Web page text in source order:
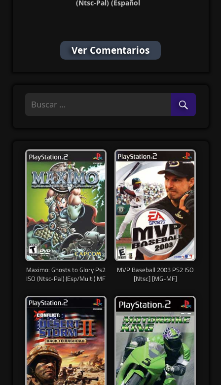
(Ntsc-Pal) (Español
Ver Comentarios
Maximo: Ghosts to Glory Ps2
ISO (Ntsc-Pal) (Esp/Multi) MF
MVP Baseball 2003 PS2 ISO
[Ntsc] [MG-MF]